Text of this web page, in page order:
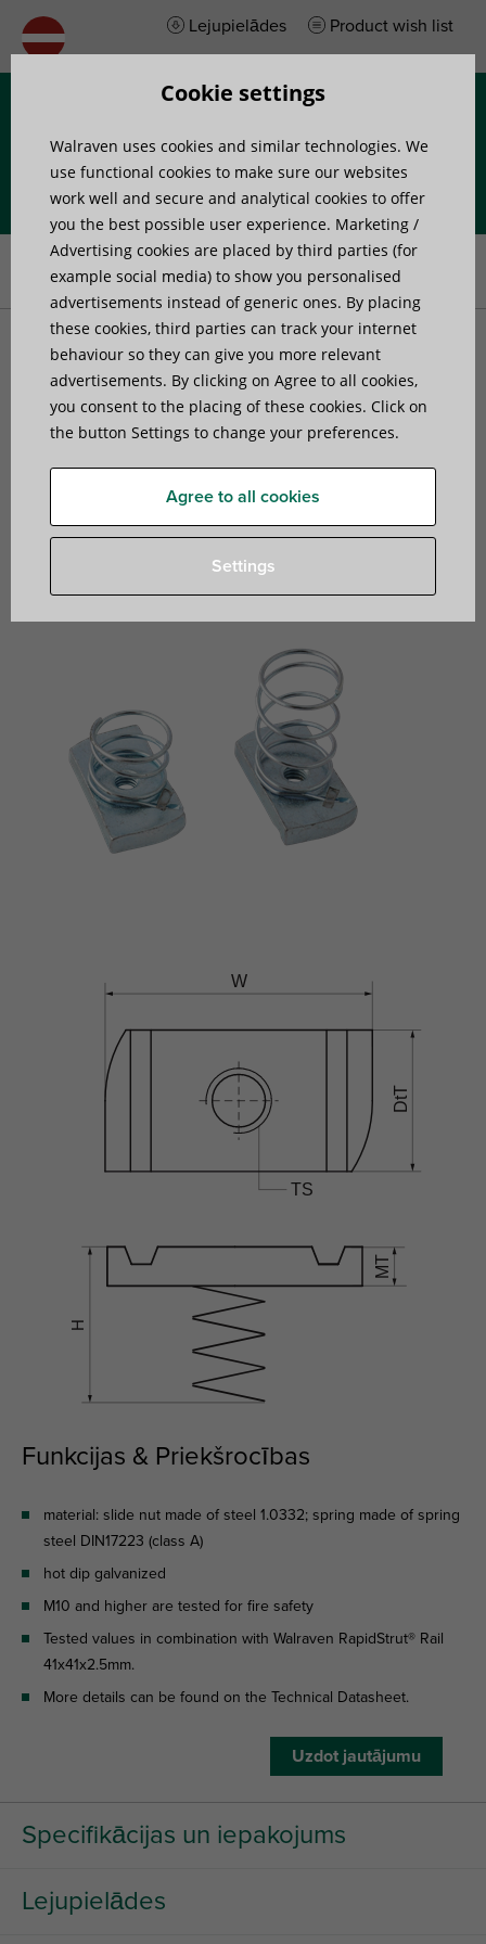
Lejupielādes Product wish list
Home»Products »Walraven RapidStrut® Slide Nut With Spring
(hdg)
Walraven RapidStrut®
Slide Nut With Spring
(hdg)
to connect construction parts to the rail
Funkcijas & Priekšrocības
material: slide nut made of steel 1.0332; spring made of spring
steel DIN17223 (class A)
hot dip galvanized
M10 and higher are tested for fire safety
Tested values in combination with Walraven RapidStrut® Rail
41x41x2.5mm.
More details can be found on the Technical Datasheet.
Uzdot jautājumu
Specifikācijas un iepakojums
Lejupielādes
Cookie settings
Walraven uses cookies and similar technologies. We
use functional cookies to make sure our websites
work well and secure and analytical cookies to offer
you the best possible user experience. Marketing /
Advertising cookies are placed by third parties (for
example social media) to show you personalised
advertisements instead of generic ones. By placing
these cookies, third parties can track your internet
behaviour so they can give you more relevant
advertisements. By clicking on Agree to all cookies,
you consent to the placing of these cookies. Click on
the button Settings to change your preferences.
Agree to all cookies
Settings